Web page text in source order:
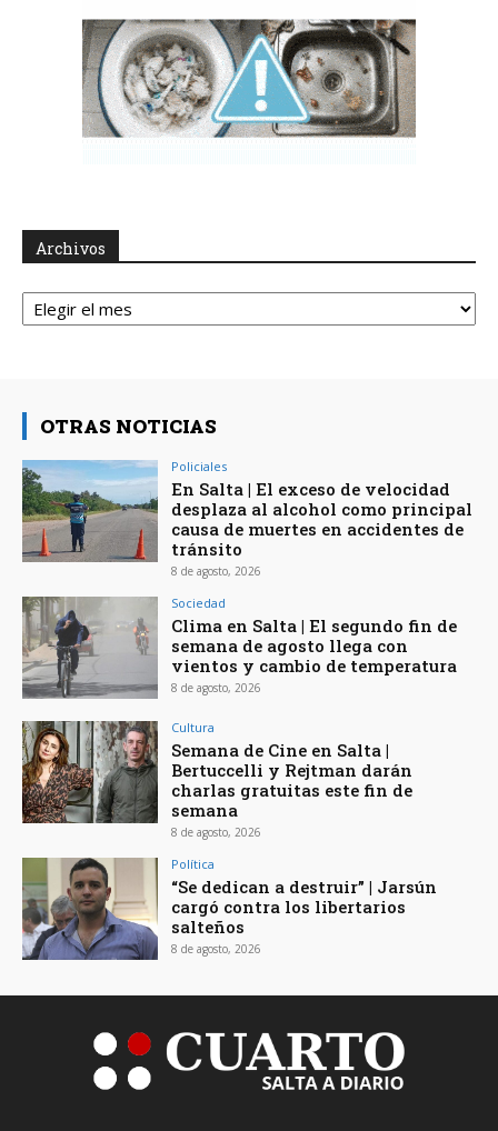
Archivos
Archivos
OTRAS NOTICIAS
Policiales
En Salta | El exceso de velocidad
desplaza al alcohol como principal
causa de muertes en accidentes de
tránsito
8 de agosto, 2026
Sociedad
Clima en Salta | El segundo fin de
semana de agosto llega con
vientos y cambio de temperatura
8 de agosto, 2026
Cultura
Semana de Cine en Salta |
Bertuccelli y Rejtman darán
charlas gratuitas este fin de
semana
8 de agosto, 2026
Política
“Se dedican a destruir” | Jarsún
cargó contra los libertarios
salteños
8 de agosto, 2026